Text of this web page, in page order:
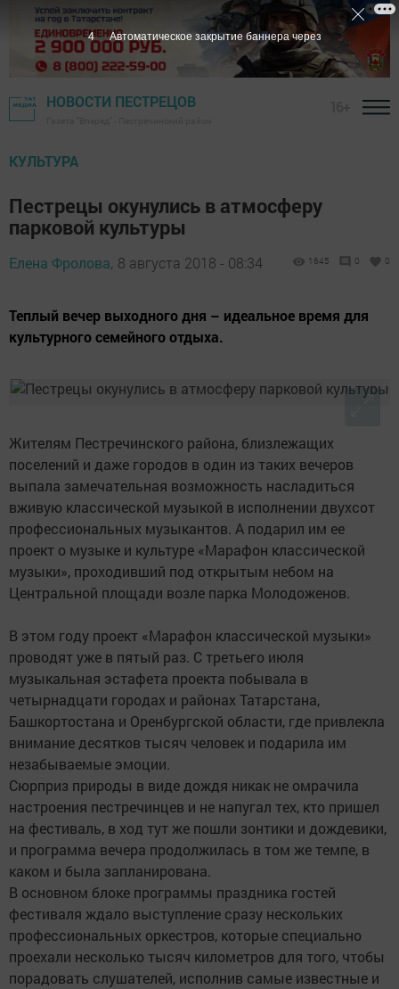
НОВОСТИ ПЕСТРЕЦОВ
КУЛЬТУРА
Пестрецы окунулись в атмосферу
парковой культуры
Елена Фролова, 8 августа 2018 - 08:34 1645 0 0
Теплый вечер выходного дня – идеальное время для
культурного семейного отдыха.
Жителям Пестречинского района, близлежащих
поселений и даже городов в один из таких вечеров
выпала замечательная возможность насладиться
вживую классической музыкой в исполнении двухсот
профессиональных музыкантов. А подарил им ее
проект о музыке и культуре «Марафон классической
музыки», проходивший под открытым небом на
Центральной площади возле парка Молодоженов.
В этом году проект «Марафон классической музыки»
проводят уже в пятый раз. С третьего июля
музыкальная эстафета проекта побывала в
четырнадцати городах и районах Татарстана,
Башкортостана и Оренбургской области, где привлекла
внимание десятков тысяч человек и подарила им
незабываемые эмоции.
Сюрприз природы в виде дождя никак не омрачила
настроения пестречинцев и не напугал тех, кто пришел
на фестиваль, в ход тут же пошли зонтики и дождевики,
и программа вечера продолжилась в том же темпе, в
каком и была запланирована.
В основном блоке программы праздника гостей
фестиваля ждало выступление сразу нескольких
профессиональных оркестров, которые специально
проехали несколько тысяч километров для того, чтобы
порадовать слушателей, исполнив самые известные и
3 Автоматическое закрытие баннера через